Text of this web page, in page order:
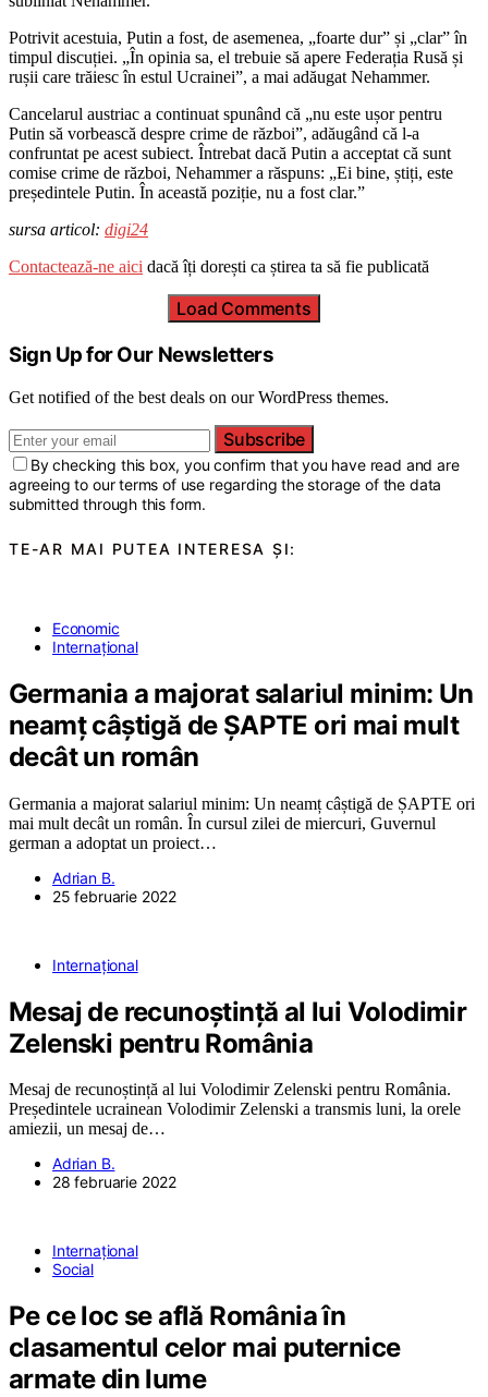
Potrivit acestuia, Putin a fost, de asemenea, „foarte dur” și „clar” în
timpul discuției. „În opinia sa, el trebuie să apere Federația Rusă și
rușii care trăiesc în estul Ucrainei”, a mai adăugat Nehammer.
Cancelarul austriac a continuat spunând că „nu este ușor pentru
Putin să vorbească despre crime de război”, adăugând că l-a
confruntat pe acest subiect. Întrebat dacă Putin a acceptat că sunt
comise crime de război, Nehammer a răspuns: „Ei bine, știți, este
președintele Putin. În această poziție, nu a fost clar.”
sursa articol: digi24
Contactează-ne aici dacă îți dorești ca știrea ta să fie publicată
Load Comments
Sign Up for Our Newsletters
Get notified of the best deals on our WordPress themes.
Subscribe
By checking this box, you confirm that you have read and are
agreeing to our terms of use regarding the storage of the data
submitted through this form.
TE-AR MAI PUTEA INTERESA ȘI:
Economic
Internațional
Germania a majorat salariul minim: Un
neamț câștigă de ȘAPTE ori mai mult
decât un român
Germania a majorat salariul minim: Un neamț câștigă de ȘAPTE ori
mai mult decât un român. În cursul zilei de miercuri, Guvernul
german a adoptat un proiect…
Adrian B.
25 februarie 2022
Internațional
Mesaj de recunoștință al lui Volodimir
Zelenski pentru România
Mesaj de recunoștință al lui Volodimir Zelenski pentru România.
Președintele ucrainean Volodimir Zelenski a transmis luni, la orele
amiezii, un mesaj de…
Adrian B.
28 februarie 2022
Internațional
Social
Pe ce loc se află România în
clasamentul celor mai puternice
armate din lume